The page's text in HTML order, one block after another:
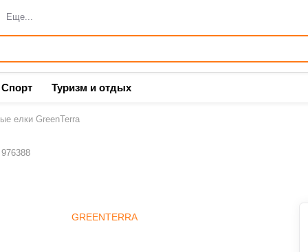
Еще...
Спорт Туризм и отдых
елки GreenTerra
GREENTERRA